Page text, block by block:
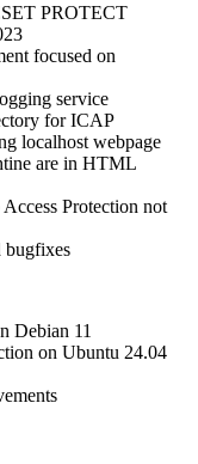
PROTECT
focused on
service
for ICAP
localhost webpage
are in HTML
Protection not
bugfixes
Debian 11
on Ubuntu 24.04